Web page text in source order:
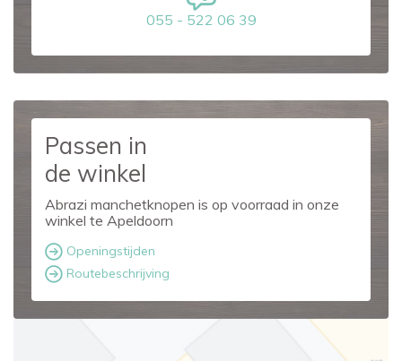
055 - 522 06 39
Passen in
de winkel
Abrazi manchetknopen is op voorraad in onze
winkel te Apeldoorn
Openingstijden
Routebeschrijving